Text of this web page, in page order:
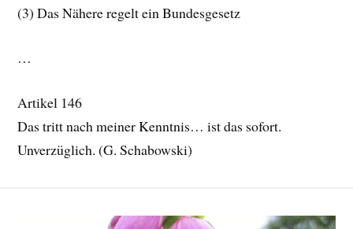
(3) Das Nähere regelt ein Bundesgesetz
…
Artikel 146
Das tritt nach meiner Kenntnis… ist das sofort.
Unverzüglich. (G. Schabowski)